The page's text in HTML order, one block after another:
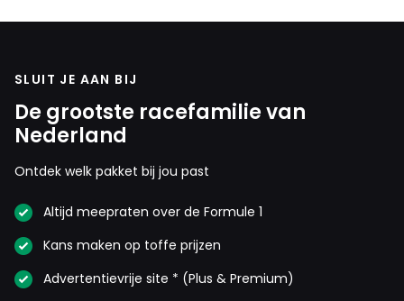
SLUIT JE AAN BIJ
De grootste racefamilie van
Nederland
Ontdek welk pakket bij jou past
Altijd meepraten over de Formule 1
Kans maken op toffe prijzen
Advertentievrije site * (Plus & Premium)